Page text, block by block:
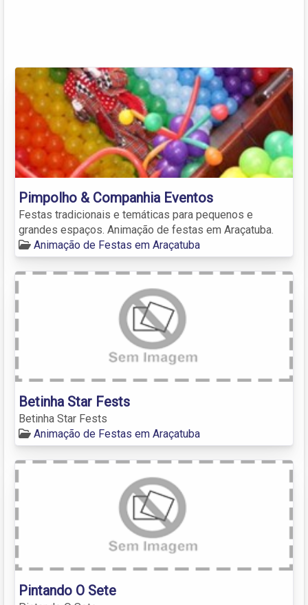
Pimpolho & Companhia Eventos
Festas tradicionais e temáticas para pequenos e
grandes espaços. Animação de festas em Araçatuba.
Animação de Festas em Araçatuba
Betinha Star Fests
Betinha Star Fests
Animação de Festas em Araçatuba
Pintando O Sete